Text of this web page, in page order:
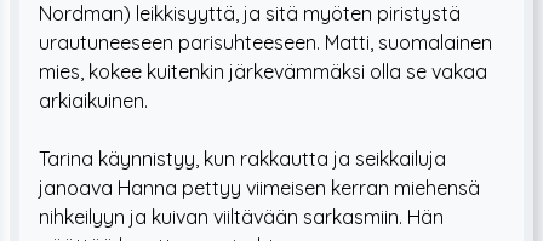
Nordman) leikkisyyttä, ja sitä myöten piristystä
urautuneeseen parisuhteeseen. Matti, suomalainen
mies, kokee kuitenkin järkevämmäksi olla se vakaa
arkiaikuinen.
Tarina käynnistyy, kun rakkautta ja seikkailuja
janoava Hanna pettyy viimeisen kerran miehensä
nihkeilyyn ja kuivan viiltävään sarkasmiin. Hän